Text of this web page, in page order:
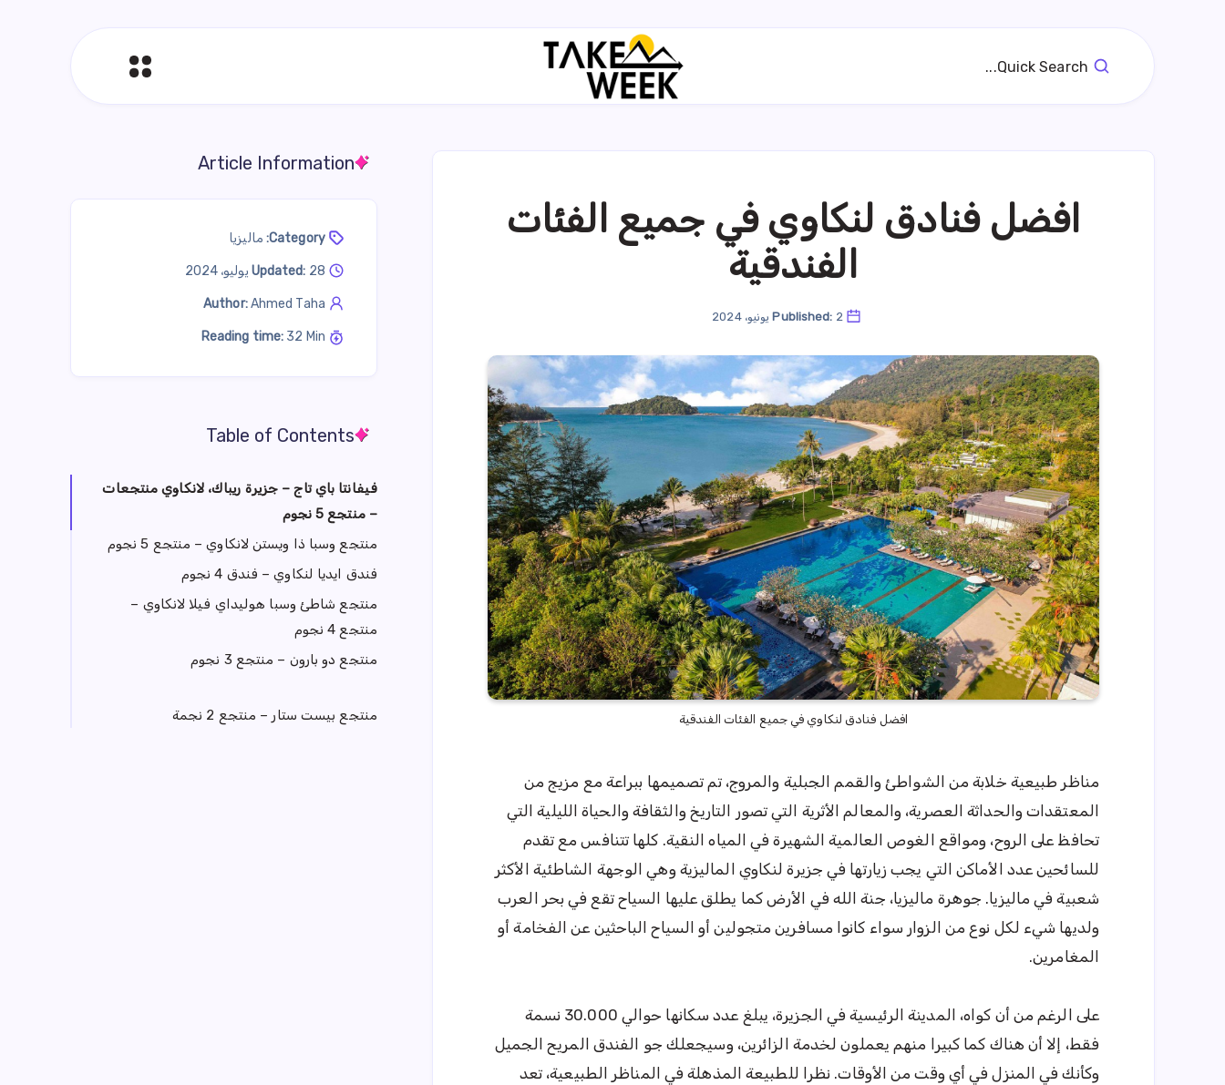
Quick Search...
افضل فنادق لنكاوي في جميع الفئات
الفندقية
Published: 2 يونيو، 2024
افضل فنادق لنكاوي في جميع الفئات الفندقية
مناظر طبيعية خلابة من الشواطئ والقمم الجبلية والمروج، تم تصميمها ببراعة مع مزيج من
المعتقدات والحداثة العصرية، والمعالم الأثرية التي تصور التاريخ والثقافة والحياة الليلية التي
تحافظ على الروح، ومواقع الغوص العالمية الشهيرة في المياه النقية. كلها تتنافس مع تقدم
للسائحين عدد الأماكن التي يجب زيارتها في جزيرة لنكاوي الماليزية وهي الوجهة الشاطئية الأكثر
شعبية في ماليزيا. جوهرة ماليزيا، جنة الله في الأرض كما يطلق عليها السياح تقع في بحر العرب
ولديها شيء لكل نوع من الزوار سواء كانوا مسافرين متجولين أو السياح الباحثين عن الفخامة أو
المغامرين.
على الرغم من أن كواه، المدينة الرئيسية في الجزيرة، يبلغ عدد سكانها حوالي 30.000 نسمة
فقط، إلا أن هناك كما كبيرا منهم يعملون لخدمة الزائرين، وسيجعلك جو الفندق المريح الجميل
وكأنك في المنزل في أي وقت من الأوقات. نظرا للطبيعة المذهلة في المناظر الطبيعية، تعد
Article Information
Category: ماليزيا
Updated: 28 يوليو، 2024
Author:Ahmed Taha
Reading time: 32 Min
Table of Contents
فيفانتا باي تاج – جزيرة ريباك، لانكاوي منتجعات
– منتجع 5 نجوم
منتجع وسبا ذا ويستن لانكاوي – منتجع 5 نجوم
فندق ايديا لنكاوي – فندق 4 نجوم
منتجع شاطئ وسبا هوليداي فيلا لانكاوي –
منتجع 4 نجوم
منتجع دو بارون – منتجع 3 نجوم
منتجع بيست ستار – منتجع 2 نجمة